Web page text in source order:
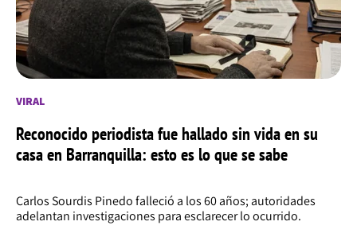
VIRAL
Reconocido periodista fue hallado sin vida en su
casa en Barranquilla: esto es lo que se sabe
Carlos Sourdis Pinedo falleció a los 60 años; autoridades
adelantan investigaciones para esclarecer lo ocurrido.